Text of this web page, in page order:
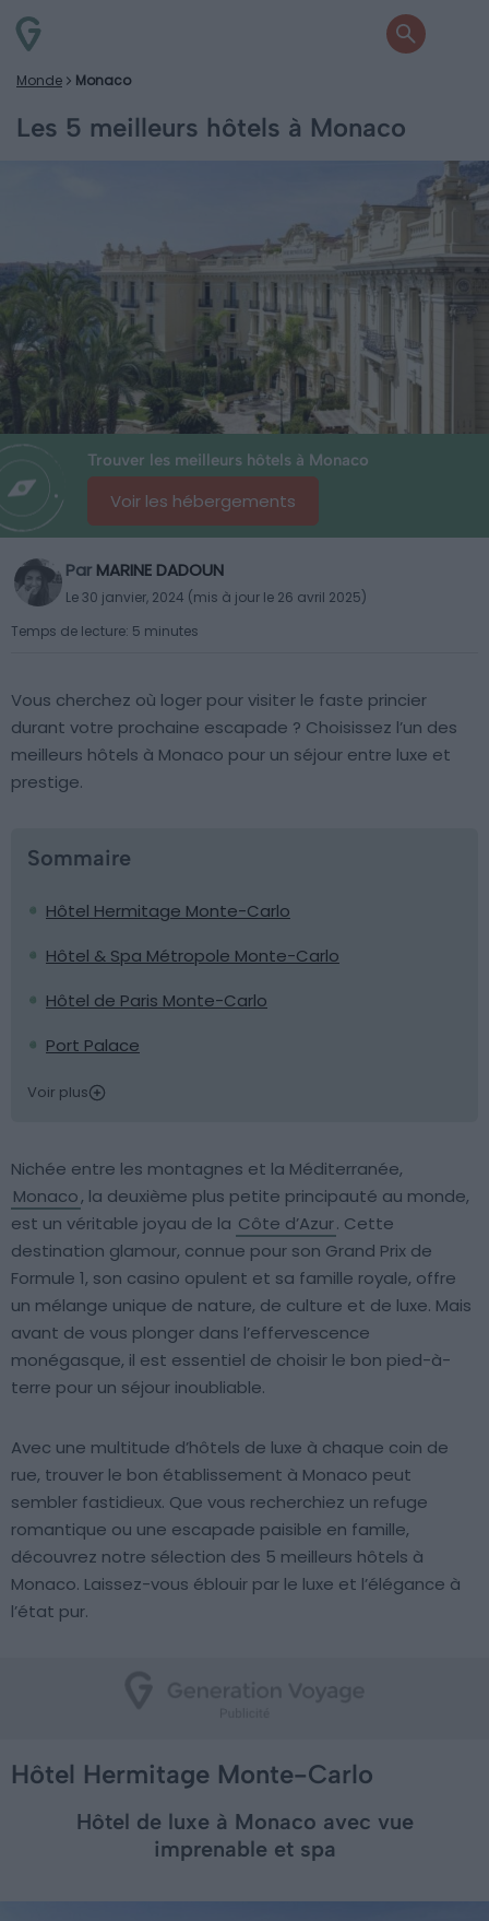
Monde Monaco
Les 5 meilleurs hôtels à Monaco
Trouver les meilleurs hôtels à Monaco
Voir les hébergements
Par MARINE DADOUN
Le 30 janvier, 2024 (mis à jour le 26 avril 2025)
Temps de lecture: 5 minutes
Vous cherchez où loger pour visiter le faste princier
durant votre prochaine escapade ? Choisissez l’un des
meilleurs hôtels à Monaco pour un séjour entre luxe et
prestige.
Sommaire
Hôtel Hermitage Monte-Carlo
Hôtel & Spa Métropole Monte-Carlo
Hôtel de Paris Monte-Carlo
Port Palace
Voir plus
Nichée entre les montagnes et la Méditerranée,
Monaco, la deuxième plus petite principauté au monde,
est un véritable joyau de la Côte d’Azur. Cette
destination glamour, connue pour son Grand Prix de
Formule 1, son casino opulent et sa famille royale, offre
un mélange unique de nature, de culture et de luxe. Mais
avant de vous plonger dans l’effervescence
monégasque, il est essentiel de choisir le bon pied-à-
terre pour un séjour inoubliable.
Avec une multitude d’hôtels de luxe à chaque coin de
rue, trouver le bon établissement à Monaco peut
sembler fastidieux. Que vous recherchiez un refuge
romantique ou une escapade paisible en famille,
découvrez notre sélection des 5 meilleurs hôtels à
Monaco. Laissez-vous éblouir par le luxe et l’élégance à
l’état pur.
Hôtel Hermitage Monte-Carlo
Hôtel de luxe à Monaco avec vue
imprenable et spa